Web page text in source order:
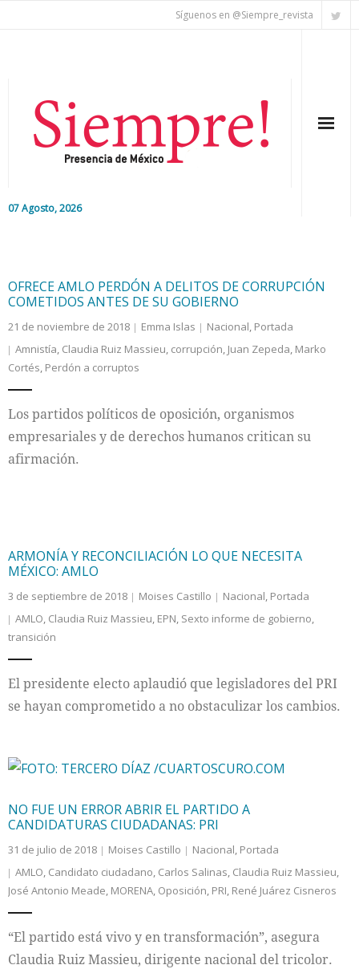
Síguenos en @Siempre_revista
07 Agosto, 2026
Colaboradores
Cultura
OFRECE AMLO PERDÓN A DELITOS DE CORRUPCIÓN
COMETIDOS ANTES DE SU GOBIERNO
21 de noviembre de 2018 Emma Islas Nacional, Portada
Amnistía, Claudia Ruiz Massieu, corrupción, Juan Zepeda, Marko
Cortés, Perdón a corruptos
Los partidos políticos de oposición, organismos
empresariales y de derechos humanos critican su
afirmación.
ARMONÍA Y RECONCILIACIÓN LO QUE NECESITA
MÉXICO: AMLO
3 de septiembre de 2018 Moises Castillo Nacional, Portada
AMLO, Claudia Ruiz Massieu, EPN, Sexto informe de gobierno,
transición
El presidente electo aplaudió que legisladores del PRI
se hayan comprometido a no obstaculizar los cambios.
NO FUE UN ERROR ABRIR EL PARTIDO A
CANDIDATURAS CIUDADANAS: PRI
31 de julio de 2018 Moises Castillo Nacional, Portada
AMLO, Candidato ciudadano, Carlos Salinas, Claudia Ruiz Massieu,
José Antonio Meade, MORENA, Oposición, PRI, René Juárez Cisneros
“El partido está vivo y en transformación”, asegura
Claudia Ruiz Massieu, dirigente nacional del tricolor.